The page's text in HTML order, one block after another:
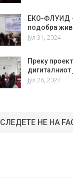
ЕКО-ФЛУИД –
подобра
Јул 31, 2024
Преку
Јул 26, 2024
СЛЕДЕТЕ НЕ НА